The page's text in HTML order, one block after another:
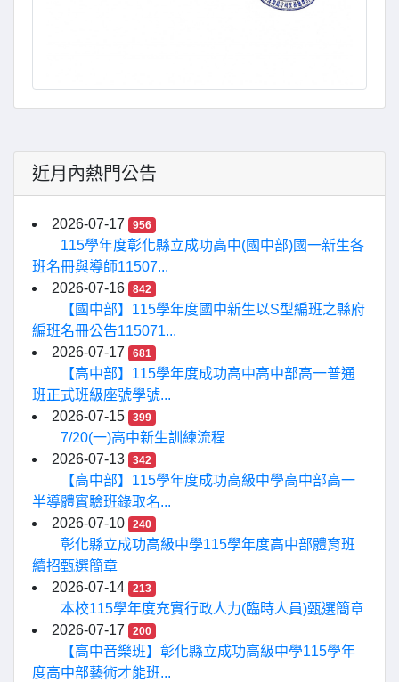
近月內熱門公告
2026-07-17 956
115學年度彰化縣立成功高中(國中部)國一新生各
班名冊與導師11507...
2026-07-16
842
【國中部】115學年度國中新生以S型編班之縣府
編班名冊公告115071...
2026-07-17
681
【高中部】115學年度成功高中高中部高一普通
班正式班級座號學號...
2026-07-15
399
7/20(一)高中新生訓練流程
2026-07-13
342
【高中部】115學年度成功高級中學高中部高一
半導體實驗班錄取名...
2026-07-10
240
彰化縣立成功高級中學115學年度高中部體育班
續招甄選簡章
2026-07-14
213
本校115學年度充實行政人力(臨時人員)甄選簡章
2026-07-17
200
【高中音樂班】彰化縣立成功高級中學115學年
度高中部藝術才能班...